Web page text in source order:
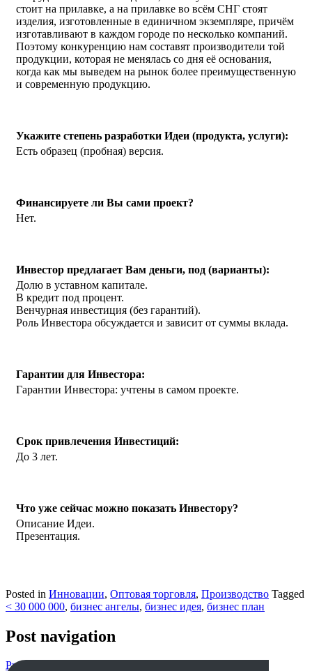
стоит на прилавке, а на прилавке во всём СНГ стоят
изделия, изготовленные в единичном экземпляре, причём
изготавливают в каждом городе по несколько компаний.
Поэтому конкуренцию нам составят производители той
продукции, которая не менялась со дня её основания,
когда как мы выведем на рынок более преимущественную
и современную продукцию.
Укажите степень разработки Идеи (продукта, услуги):
Есть образец (пробная) версия.
Финансируете ли Вы сами проект?
Нет.
Инвестор предлагает Вам деньги, под (варианты):
Долю в уставном капитале.
В кредит под процент.
Венчурная инвестиция (без гарантий).
Роль Инвестора обсуждается и зависит от суммы вклада.
Гарантии для Инвестора:
Гарантии Инвестора: учтены в самом проекте.
Срок привлечения Инвестиций:
До 3 лет.
Что уже сейчас можно показать Инвестору?
Описание Идеи.
Презентация.
Posted in Инновации, Оптовая торговля, Производство Tagged
< 30 000 000, бизнес ангелы, бизнес идея, бизнес план
Post navigation
Prev